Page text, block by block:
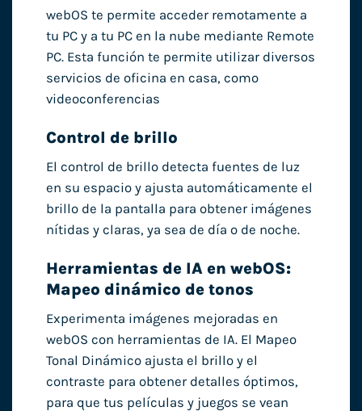
webOS te permite acceder remotamente a
tu PC y a tu PC en la nube mediante Remote
PC. Esta función te permite utilizar diversos
servicios de oficina en casa, como
videoconferencias
Control de brillo
El control de brillo detecta fuentes de luz
en su espacio y ajusta automáticamente el
brillo de la pantalla para obtener imágenes
nítidas y claras, ya sea de día o de noche.
Herramientas de IA en webOS:
Mapeo dinámico de tonos
Experimenta imágenes mejoradas en
webOS con herramientas de IA. El Mapeo
Tonal Dinámico ajusta el brillo y el
contraste para obtener detalles óptimos,
para que tus películas y juegos se vean